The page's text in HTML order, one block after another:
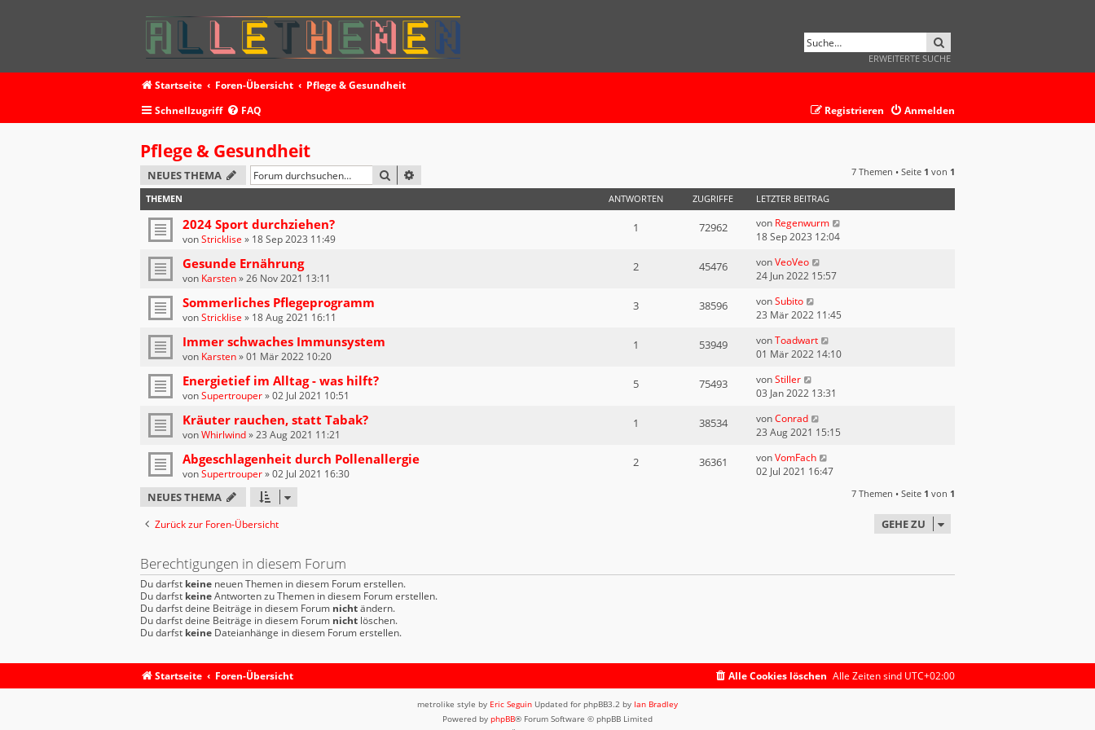
ERWEITERTE SUCHE
Startseite Foren-Übersicht
Pflege & Gesundheit
Schnellzugriff
FAQ Anmelden
Registrieren
Pflege & Gesundheit
NEUES THEMA SUCHE 7 Themen • Seite 1 von 1
THEMEN ANTWORTEN ZUGRIFFE LETZTER BEITRAG
2024 Sport durchziehen?
vonStricklise » 18 Sep 2023 11:49
1 72962 von Regenwurm
18 Sep 2023 12:04
Gesunde Ernährung
von Karsten»26 Nov 2021 13:11
2 45476 vonVeoVeo
24 Jun 2022 15:57
Sommerliches Pflegeprogramm
vonStricklise » 18 Aug 2021 16:11
3 38596 vonSubito
23 Mär 2022 11:45
Immer schwaches Immunsystem
von Karsten»01 Mär 2022 10:20
1 53949 vonToadwart
01 Mär 2022 14:10
Energietief im Alltag - was hilft?
vonSupertrouper»02 Jul 2021 10:51
5 75493 vonStiller
03 Jan 2022 13:31
Kräuter rauchen, statt Tabak?
vonWhirlwind»23 Aug 2021 11:21
1 38534 vonConrad
23 Aug 2021 15:15
Abgeschlagenheit durch Pollenallergie
vonSupertrouper»02 Jul 2021 16:30
2 36361 vonVomFach
02 Jul 2021 16:47
NEUES THEMA 7 Themen • Seite 1 von 1
Zurück zur Foren-Übersicht GEHE ZU
Berechtigungen in diesem Forum
Du darfst keine neuen Themen in diesem Forum erstellen.
Du darfst keineAntworten zu Themen in diesem Forum erstellen.
Du darfst deine Beiträge in diesem Forum nichtändern.
Du darfst deine Beiträge in diesem Forum nicht löschen.
Du darfst keine Dateianhänge in diesem Forum erstellen.
Startseite Foren-Übersicht Alle Zeiten sind UTC+02:00
Alle Cookies löschen
metrolike style by Eric Seguin Updated for phpBB3.2 by Ian Bradley
Powered by phpBB® Forum Software © phpBB Limited